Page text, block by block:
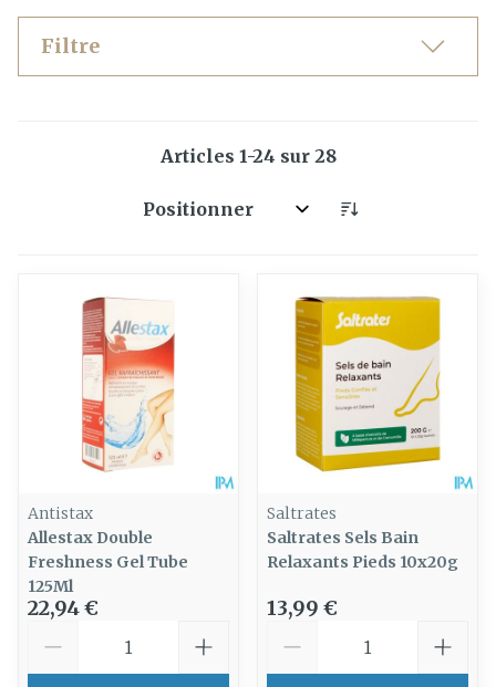
Filtre
Articles 1-24 sur 28
Trier par:
Antistax
Allestax Double
Freshness Gel Tube
125Ml
22,94 €
Saltrates
Saltrates Sels Bain
Relaxants Pieds 10x20g
13,99 €